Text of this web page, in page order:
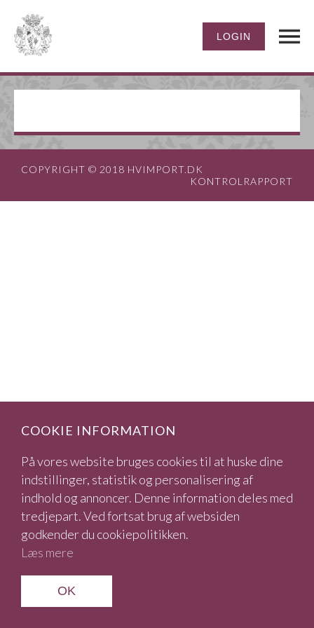
COPYRIGHT © 2018 HVIMPORT.DK
KONTROLRAPPORT
COOKIE INFORMATION
På vores website bruges cookies til at huske dine
indstillinger, statistik og personalisering af
indhold og annoncer. Denne information deles med
tredjepart. Ved fortsat brug af websiden
godkender du cookiepolitikken.
Læs mere